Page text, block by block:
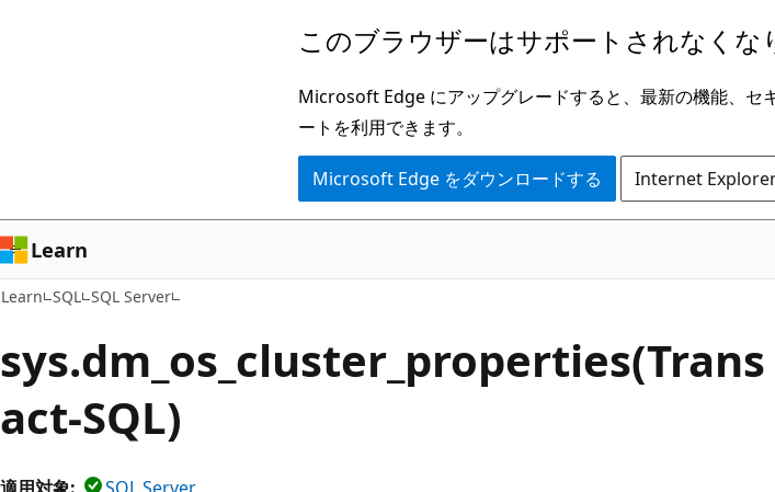
ン
ツ
に
ス
ッ
このブラウザーはサポートされなくな
Microsoft Edge にアップグレードすると、最新の機能、セ
ートを利用できます。
Microsoft Edge をダウンロードする Internet
Learn
Learn SQL SQL Server
sys.dm_os_cluster_properties(Trans
act-SQL)
適用対象:
SQL Server